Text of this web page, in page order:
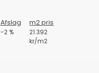
Afslag m2 pris
-2 %
21.392
kr/m2